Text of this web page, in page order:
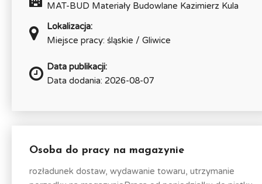
MAT-BUD Materiały Budowlane Kazimierz Kula
Lokalizacja:
Miejsce pracy: śląskie / Gliwice
Data publikacji:
Data dodania: 2026-08-07
Osoba do pracy na magazynie
rozładunek dostaw, wydawanie towaru, utrzymanie